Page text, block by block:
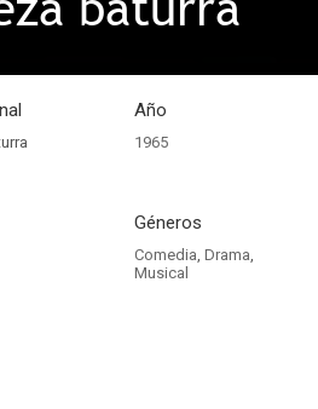
Año
1965
Géneros
Comedia, Drama,
Musical